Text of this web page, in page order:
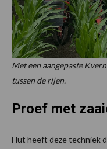
Met een aangepaste
tussen de rijen.
Proef met
Hut heeft deze techniek